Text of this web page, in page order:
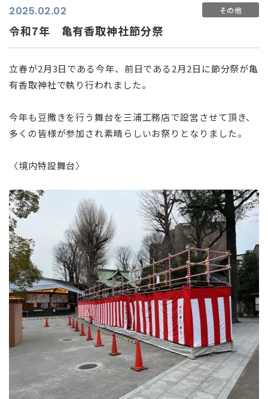
2025.02.02 その他
令和7年 亀有香取神社節分祭
立春が2月3日である今年、前日である2月2日に節分祭が亀
有香取神社で執り行われました。
今年も豆撒きを行う舞台を三浦工務店で設営させて頂き、
多くの皆様が参加され素晴らしいお祭りとなりました。
〈境内特設舞台〉